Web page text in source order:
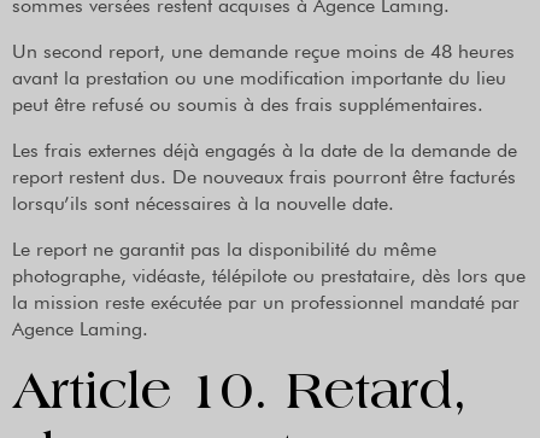
sommes versées restent acquises à Agence Laming.
Un second report, une demande reçue moins de 48 heures
avant la prestation ou une modification importante du lieu
peut être refusé ou soumis à des frais supplémentaires.
Les frais externes déjà engagés à la date de la demande de
report restent dus. De nouveaux frais pourront être facturés
lorsqu’ils sont nécessaires à la nouvelle date.
Le report ne garantit pas la disponibilité du même
photographe, vidéaste, télépilote ou prestataire, dès lors que
la mission reste exécutée par un professionnel mandaté par
Agence Laming.
Article 10. Retard,